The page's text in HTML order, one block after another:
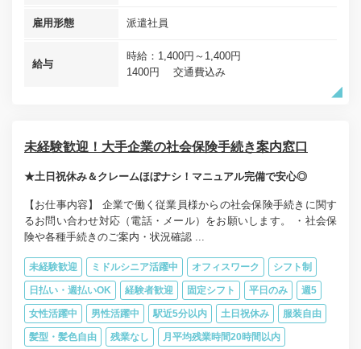
雇用形態 派遣社員
給与
時給：1,400円～1,400円
1400円 交通費込み
未経験歓迎！大手企業の社会保険手続き案内窓口
★土日祝休み＆クレームほぼナシ！マニュアル完備で安心◎
【お仕事内容】 企業で働く従業員様からの社会保険手続きに関す
るお問い合わせ対応（電話・メール）をお願いします。 ・社会保
険や各種手続きのご案内・状況確認 ...
未経験歓迎 ミドルシニア活躍中 オフィスワーク シフト制
日払い・週払いOK 経験者歓迎 固定シフト 平日のみ 週5
女性活躍中 男性活躍中 駅近5分以内 土日祝休み 服装自由
髪型・髪色自由 残業なし 月平均残業時間20時間以内